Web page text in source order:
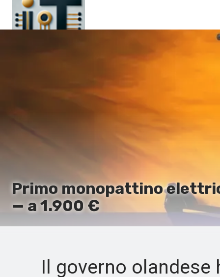
Ru
It
Primo monopattino
— a 1.900 €
Il governo olandese